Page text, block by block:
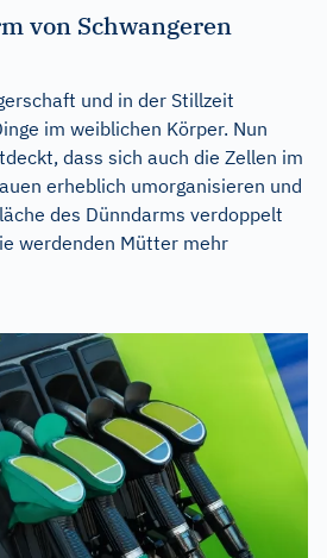
von Schwangeren
und in der Stillzeit
im weiblichen Körper. Nun
dass sich auch die Zellen im
erheblich umorganisieren und
des Dünndarms verdoppelt
werdenden Mütter mehr